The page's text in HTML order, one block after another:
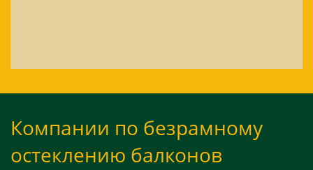
Компании по безрамному
остеклению балконов